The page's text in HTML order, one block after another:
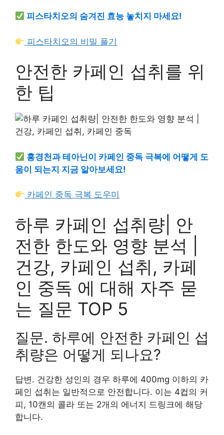
피스타치오의 숨겨진 효능 놓치지 마세요!
피스타치오의 비밀 풀기
안전한 카페인 섭취를 위
한 팁
홍경천과 테아닌이 카페인 중독 극복에 어떻게 도
움이 되는지 지금 알아보세요!
카페인 중독 극복 도우미
하루 카페인 섭취량| 안
전한 한도와 영향 분석 |
건강, 카페인 섭취, 카페
인 중독 에 대해 자주 묻
는 질문 TOP 5
질문. 하루에 안전한 카페인 섭
취량은 어떻게 되나요?
답변. 건강한 성인의 경우 하루에 400mg 이하의 카
페인 섭취는 일반적으로 안전합니다. 이는 4컵의 커
피, 10캔의 콜라 또는 2개의 에너지 드링크에 해당
합니다.